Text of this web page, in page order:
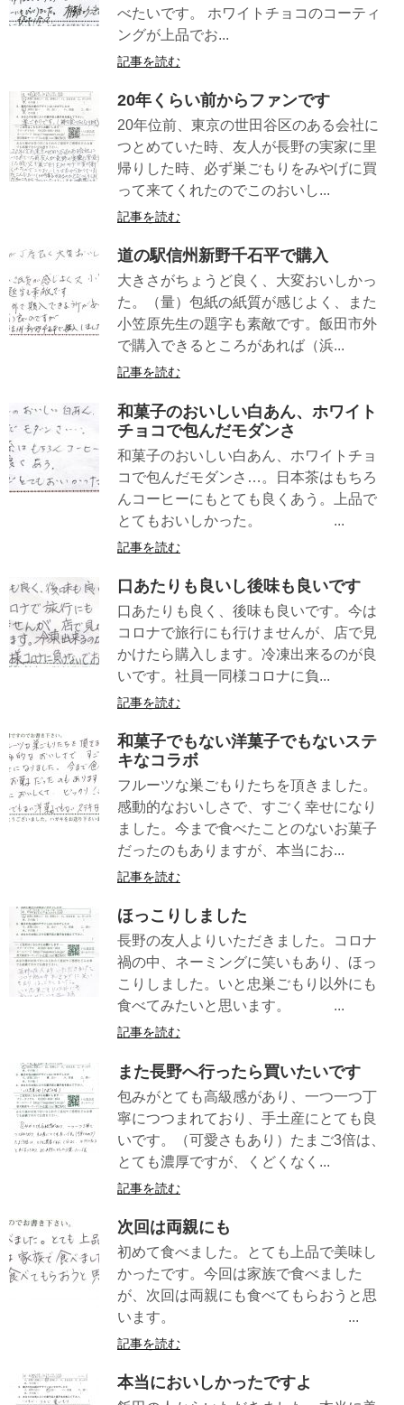
べたいです。 ホワイトチョコのコーティ
ングが上品でお...
記事を読む
20年くらい前からファンです
20年位前、東京の世田谷区のある会社に
つとめていた時、友人が長野の実家に里
帰りした時、必ず巣ごもりをみやげに買
って来てくれたのでこのおいし...
記事を読む
道の駅信州新野千石平で購入
大きさがちょうど良く、大変おいしかっ
た。（量）包紙の紙質が感じよく、また
小笠原先生の題字も素敵です。飯田市外
で購入できるところがあれば（浜...
記事を読む
和菓子のおいしい白あん、ホワイト
チョコで包んだモダンさ
和菓子のおいしい白あん、ホワイトチョ
コで包んだモダンさ…。日本茶はもちろ
んコーヒーにもとても良くあう。上品で
とてもおいしかった。 ...
記事を読む
口あたりも良いし後味も良いです
口あたりも良く、後味も良いです。今は
コロナで旅行にも行けませんが、店で見
かけたら購入します。冷凍出来るのが良
いです。社員一同様コロナに負...
記事を読む
和菓子でもない洋菓子でもないステ
キなコラボ
フルーツな巣ごもりたちを頂きました。
感動的なおいしさで、すごく幸せになり
ました。今まで食べたことのないお菓子
だったのもありますが、本当にお...
記事を読む
ほっこりしました
長野の友人よりいただきました。コロナ
禍の中、ネーミングに笑いもあり、ほっ
こりしました。いと忠巣ごもり以外にも
食べてみたいと思います。 ...
記事を読む
また長野へ行ったら買いたいです
包みがとても高級感があり、一つ一つ丁
寧につつまれており、手土産にとても良
いです。（可愛さもあり）たまご3倍は、
とても濃厚ですが、くどくなく...
記事を読む
次回は両親にも
初めて食べました。とても上品で美味し
かったです。今回は家族で食べました
が、次回は両親にも食べてもらおうと思
います。 ...
記事を読む
本当においしかったですよ